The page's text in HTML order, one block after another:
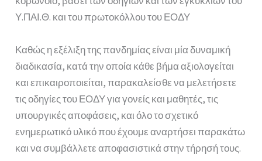
Υ.ΠΑΙ.Θ. και του πρωτοκόλλου του ΕΟΔΥ
Καθώς η εξέλιξη της πανδημίας είναι μία δυναμική
διαδικασία, κατά την οποία κάθε βήμα αξιολογείται
και επικαιροποιείται, παρακαλείσθε να μελετήσετε
τις οδηγίες του ΕΟΔΥ για γονείς και μαθητές, τις
υπουργικές αποφάσεις, και όλο το σχετικό
ενημερωτικό υλικό που έχουμε αναρτήσει παρακάτω
και να συμβάλλετε αποφασιστικά στην τήρησή τους.